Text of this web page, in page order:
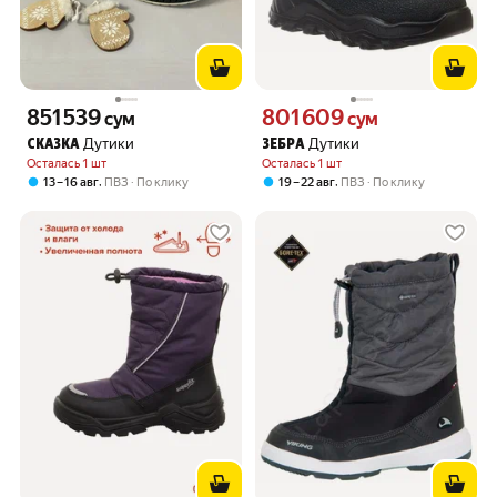
СКАЗКА Дутики
Осталась 1 шт
Цена 851539 сум вместо
851 539сум
13 – 16 авг, ПВЗ По клику
ЗЕБРА Дутики
Осталась 1 шт
Цена 801609 сум вместо
801 609сум
19 – 22 авг, ПВЗ По клику